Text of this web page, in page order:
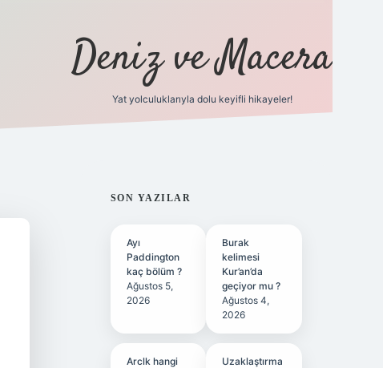
Deniz ve Macera
Yat yolculuklarıyla dolu keyifli hikayeler!
SIDEBAR
SON YAZILAR
Ayı
Paddington
kaç bölüm ?
Ağustos 5,
2026
Burak
kelimesi
Kur’an’da
geçiyor mu ?
Ağustos 4,
2026
Arclk hangi
Uzaklaştırma